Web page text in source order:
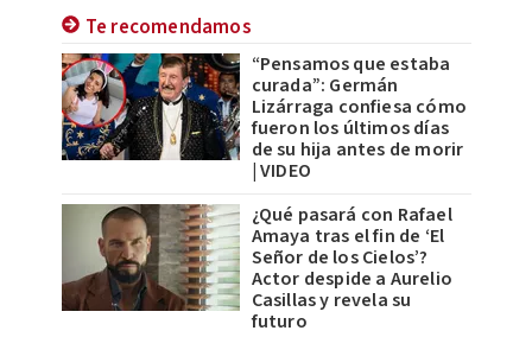
Te recomendamos
“Pensamos que estaba
curada”: Germán
Lizárraga confiesa cómo
fueron los últimos días
de su hija antes de morir
| VIDEO
¿Qué pasará con Rafael
Amaya tras el fin de ‘El
Señor de los Cielos’?
Actor despide a Aurelio
Casillas y revela su
futuro